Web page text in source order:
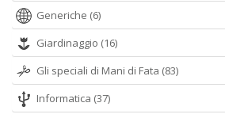
Generiche (6)
Giardinaggio (16)
Gli speciali di Mani di Fata (83)
Informatica (37)